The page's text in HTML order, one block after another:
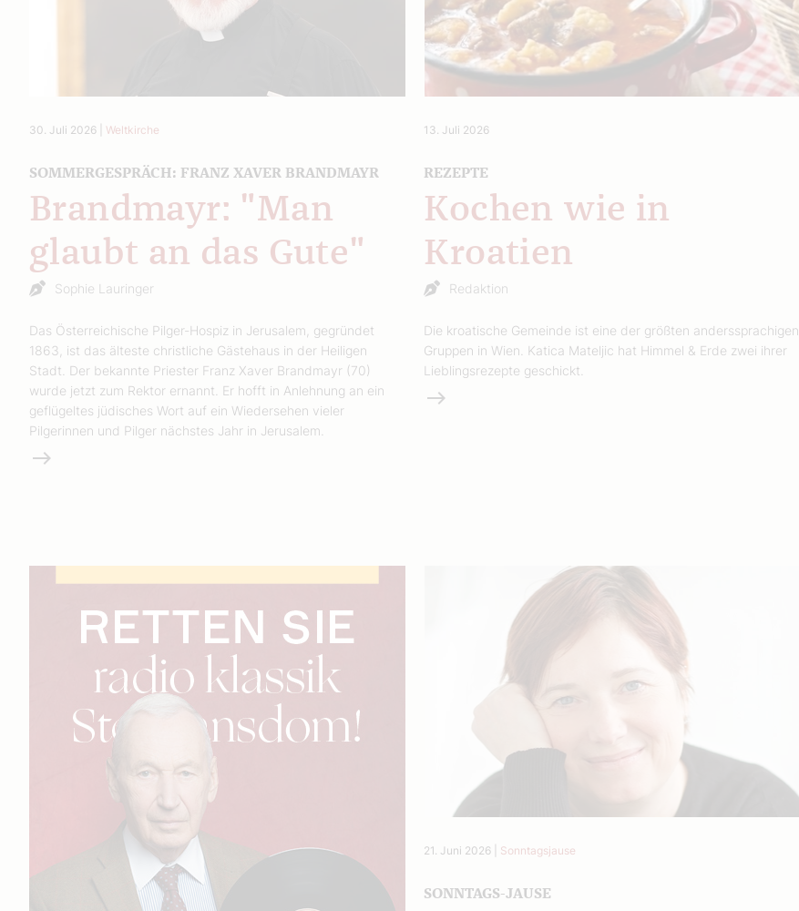
30. Juli 2026 Weltkirche
SOMMERGESPRÄCH: FRANZ XAVER BRANDMAYR
Brandmayr: "Man
glaubt an das Gute"
Sophie Lauringer
Das Österreichische Pilger-Hospiz in Jerusalem, gegründet
1863, ist das älteste christliche Gästehaus in der Heiligen
Stadt. Der bekannte Priester Franz Xaver Brandmayr (70)
wurde jetzt zum Rektor ernannt. Er hofft in Anlehnung an ein
geflügeltes jüdisches Wort auf ein Wiedersehen vieler
Pilgerinnen und Pilger nächstes Jahr in Jerusalem.
Weiterlesen
13. Juli 2026
REZEPTE
Kochen wie in
Kroatien
Redaktion
Die kroatische Gemeinde ist eine der größten anderssprachigen
Gruppen in Wien. Katica Mateljic hat Himmel & Erde zwei ihrer
Lieblingsrezepte geschickt.
Weiterlesen
21. Juni 2026 Sonntagsjause
SONNTAGS-JAUSE